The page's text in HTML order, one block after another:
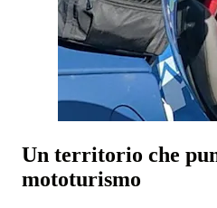
Un territorio che
mototurismo